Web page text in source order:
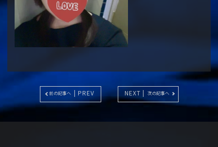
前の記事へ | PREV NEXT | 次の記事へ